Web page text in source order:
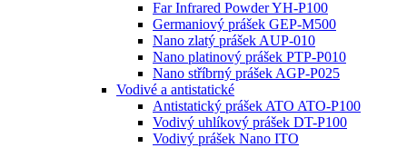
Far Infrared Powder YH-P100
Germaniový prášek GEP-M500
Nano zlatý prášek AUP-010
Nano platinový prášek PTP-P010
Nano stříbrný prášek AGP-P025
Vodivé a antistatické
Antistatický prášek ATO ATO-P100
Vodivý uhlíkový prášek DT-P100
Vodivý prášek Nano ITO